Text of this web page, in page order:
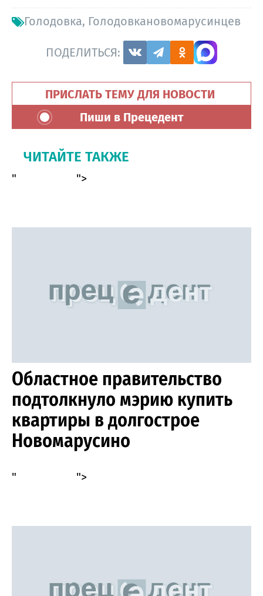
Голодовка, Голодовкановомарусинцев
ПОДЕЛИТЬСЯ:
ПРИСЛАТЬ ТЕМУ ДЛЯ НОВОСТИ
Пиши в Прецедент
ЧИТАЙТЕ ТАКЖЕ
" ">
Областное правительство
подтолкнуло мэрию купить
квартиры в долгострое
Новомарусино
" ">